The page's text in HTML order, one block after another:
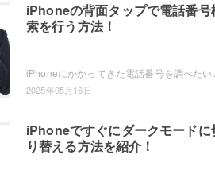
iPhoneの背面タップで電話番号
索を行う方法！
2025年05月16日
iPhoneですぐにダークモードに
り替える方法を紹介！